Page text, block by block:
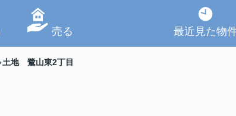
売る 最近見た物
土地 鷺山東2丁目